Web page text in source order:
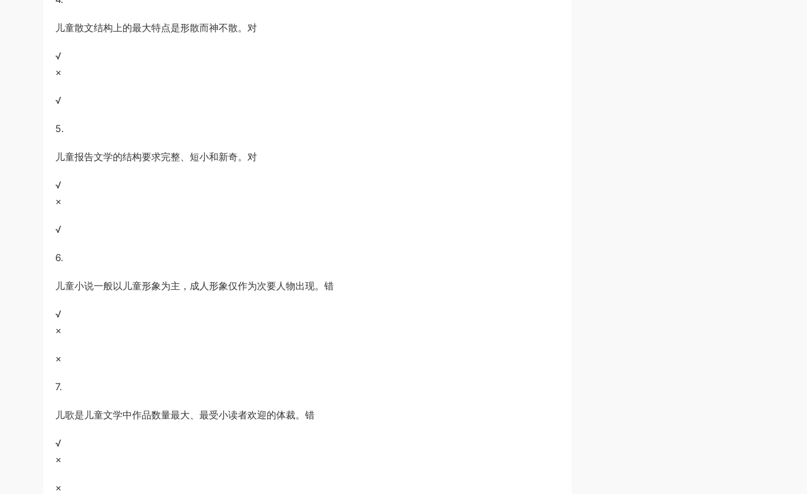
儿童散文结构上的最大特点是形散而神不散。对
√
×
√
5.
儿童报告文学的结构要求完整、短小和新奇。对
√
×
√
6.
儿童小说一般以儿童形象为主，成人形象仅作为次要人物出现。错
√
×
×
7.
儿歌是儿童文学中作品数量最大、最受小读者欢迎的体裁。错
√
×
×